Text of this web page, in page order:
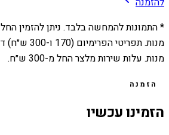
* התמונות להמחשה בלבד. ניתן להזמין
מנות. עלות שירות מלצר החל מ-300 ש״ח.
הזמנה
הזמינו עכשיו